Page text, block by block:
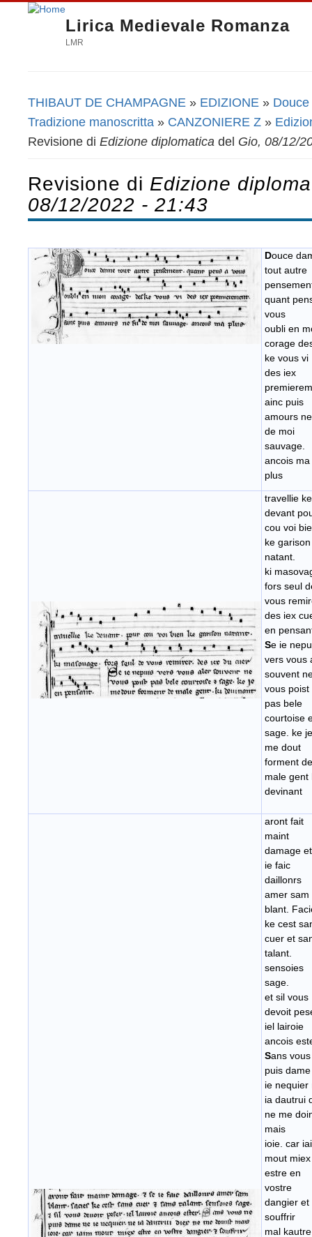
Lirica Medievale Romanza
LMR
Tu sei qui
THIBAUT DE CHAMPAGNE » EDIZIONE »
Tradizione manoscritta » CANZONIERE Z »
Revisione di Edizione diplomatica del Gio, 08/12/
Revisione di Edizione
08/12/2022 - 21:43
Douce
tout autre
quant
vous
oubli en
corage
ke vous vi
des iex
ainc puis
amours
de moi
sauvage.
ancois ma
plus
travellie ke
devant
cou voi
ke garison
natant.
ki
fors seul
vous
des iex
en
Se ie
vers vous
souvent
vous poist
pas bele
courtoise
sage. ke je
me dout
forment de
male gent
devinant
aront fait
maint
damage
ie faic
daillonrs
amer sam
blant.
ke cest
cuer et
talant.
sensoies
sage.
et sil vous
devoit
iel lairoie
ancois
Sans
puis
ie nequier
ia dautrui
ne me
mais
ioie. car
mout miex
estre en
vostre
dangier et
souffrir
mal kautre